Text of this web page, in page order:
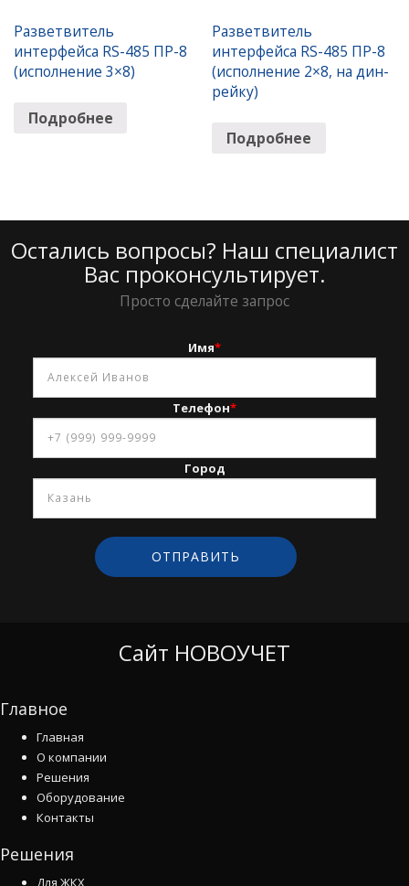
Разветвитель
интерфейса RS-485 ПР-8
(исполнение 3×8)
Подробнее
Разветвитель
интерфейса RS-485 ПР-8
(исполнение 2×8, на дин-
рейку)
Подробнее
Остались вопросы? Наш специалист
Вас проконсультирует.
Просто сделайте запрос
Имя*
Телефон*
Город
Сайт НОВОУЧЕТ
Главное
Главная
О компании
Решения
Оборудование
Контакты
Решения
Для ЖКХ